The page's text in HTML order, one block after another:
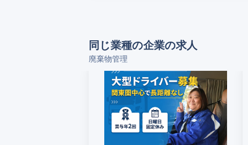
同じ業種の企業の求人
廃棄物管理